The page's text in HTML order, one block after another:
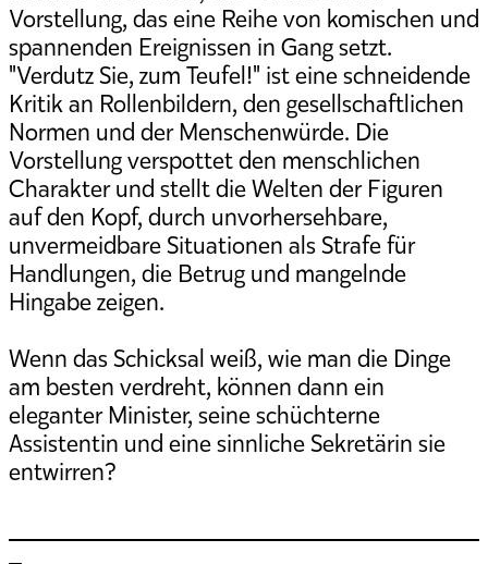
Vorstellung, das eine Reihe von komischen und
spannenden Ereignissen in Gang setzt.
"Verdutz Sie, zum Teufel!" ist eine schneidende
Kritik an Rollenbildern, den gesellschaftlichen
Normen und der Menschenwürde. Die
Vorstellung verspottet den menschlichen
Charakter und stellt die Welten der Figuren
auf den Kopf, durch unvorhersehbare,
unvermeidbare Situationen als Strafe für
Handlungen, die Betrug und mangelnde
Hingabe zeigen.
Wenn das Schicksal weiß, wie man die Dinge
am besten verdreht, können dann ein
eleganter Minister, seine schüchterne
Assistentin und eine sinnliche Sekretärin sie
entwirren?